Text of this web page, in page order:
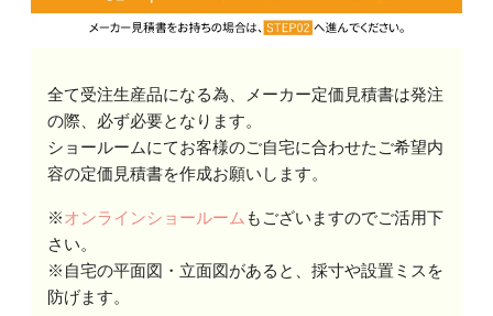
全て受注生産品になる為、メーカー定価見積書は発注
の際、必ず必要となります。
ショールームにてお客様のご自宅に合わせたご希望内
容の定価見積書を作成お願いします。
※オンラインショールーム もございますのでご活用下
さい。
※自宅の平面図・立面図があると、採寸や設置ミスを
防げます。